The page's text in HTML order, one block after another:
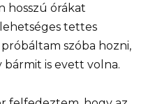
hosszú órákat
tettes
szóba hozni,
is evett volna.